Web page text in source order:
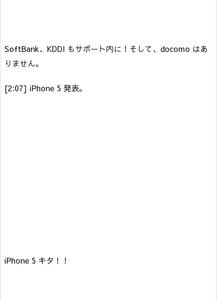
SoftBank、KDDI もサポート内に！そして、docomo はあ
りません。
[2:07] iPhone 5 発表。
iPhone 5 キタ！！